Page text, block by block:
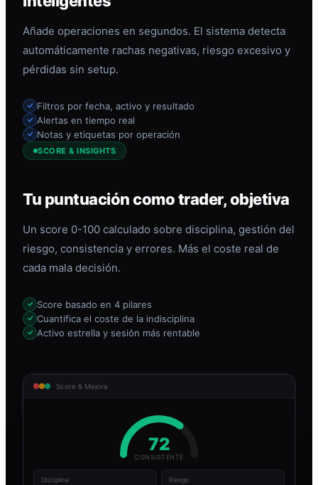
Añade operaciones en segundos. El sistema detecta
automáticamente rachas negativas, riesgo excesivo y
pérdidas sin setup.
Filtros por fecha, activo y resultado
Alertas en tiempo real
Notas y etiquetas por operación
SCORE & INSIGHTS
Tu puntuación como trader, objetiva
Un score 0-100 calculado sobre disciplina, gestión del
riesgo, consistencia y errores. Más el coste real de
cada mala decisión.
Score basado en 4 pilares
Cuantifica el coste de la indisciplina
Activo estrella y sesión más rentable
Score & Mejora
72
CONSISTENTE
Disciplina Riesgo